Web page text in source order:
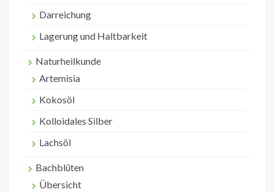
Darreichung
Lagerung und Haltbarkeit
Naturheilkunde
Artemisia
Kokosöl
Kolloidales Silber
Lachsöl
Bachblüten
Übersicht